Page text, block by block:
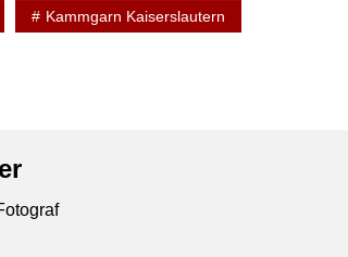
Kammgarn Kaiserslautern